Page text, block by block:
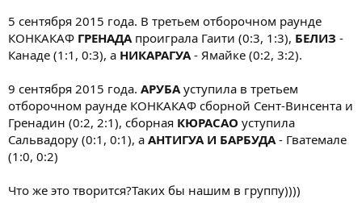
5 сентября 2015 года. В третьем отборочном раунде
КОНКАКАФ ГРЕНАДАпроиграла Гаити (0:3, 1:3), БЕЛИЗ -
Канаде (1:1, 0:3), а НИКАРАГУА- Ямайке (0:2, 3:2).
9 сентября 2015 года. АРУБАуступила в третьем
отборочном раунде КОНКАКАФ сборной Сент-Винсента и
Гренадин (0:2, 2:1), сборная КЮРАСАО уступила
Сальвадору (0:1, 0:1), а АНТИГУА И БАРБУДА- Гватемале
(1:0, 0:2)
Что же это творится?Таких бы нашим в группу))))